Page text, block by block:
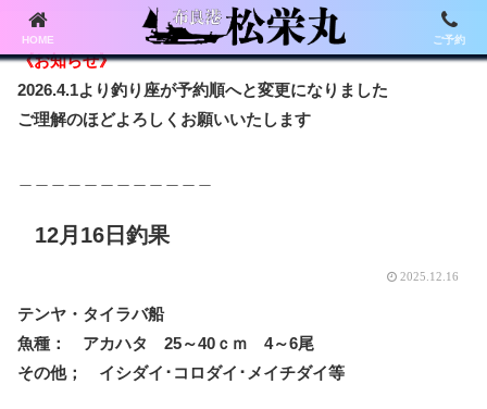
《お知らせ》
2026.4.1より釣り座が予約順へと変更になりました
ご理解のほどよろしくお願いいたします
12月16日釣果
2025.12.16
テンヤ・タイラバ船
魚種： アカハタ 25～40ｃｍ 4～6尾
その他； イシダイ･コロダイ･メイチダイ等
HOME ご予約